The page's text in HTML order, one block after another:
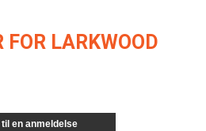
LARKWOOD
til en anmeldelse